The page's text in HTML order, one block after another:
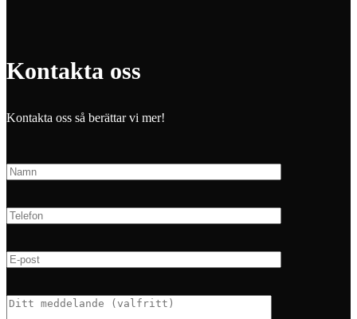
Kontakta oss
Kontakta oss så berättar vi mer!